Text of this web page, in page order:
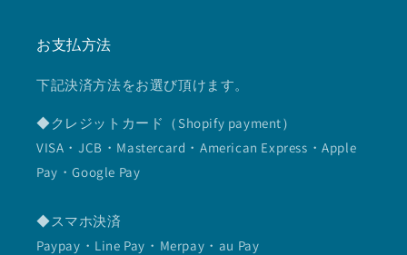
お支払方法
下記決済方法をお選び頂けます。
◆クレジットカード（Shopify payment）
VISA・JCB・Mastercard・American Express・Apple
Pay・Google Pay
◆スマホ決済
Paypay・Line Pay・Merpay・au Pay